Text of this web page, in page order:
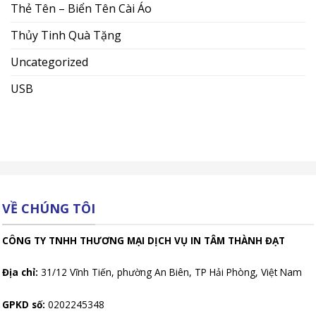
Thẻ Tên – Biển Tên Cài Áo
Thủy Tinh Quà Tặng
Uncategorized
USB
VỀ CHÚNG TÔI
CÔNG TY TNHH THƯƠNG MẠI DỊCH VỤ IN TÂM THÀNH ĐẠT
Địa chỉ: 31/12 Vĩnh Tiến, phường An Biên, TP Hải Phòng, Việt Nam
GPKD số: 0202245348